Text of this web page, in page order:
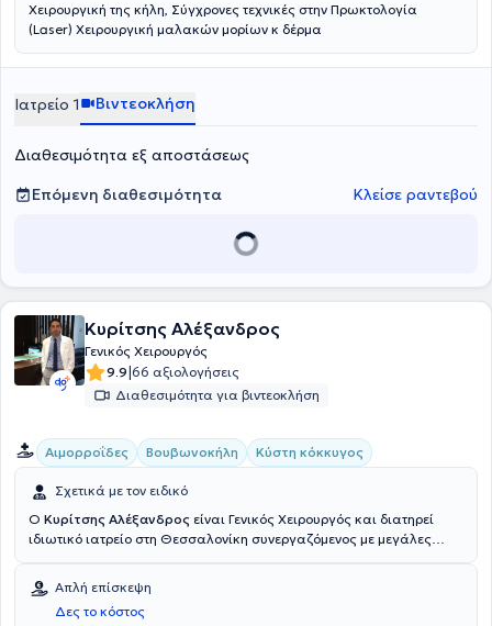
Χειρουργική της κήλη, Σύγχρονες τεχνικές στην Πρωκτολογία
(Laser) Χειρουργική μαλακών μορίων κ δέρμα
Ιατρείο 1 Βιντεοκλήση
Διαθεσιμότητα εξ αποστάσεως
Επόμενη διαθεσιμότητα
Κλείσε ραντεβού
Κυρίτσης Αλέξανδρος
Γενικός Χειρουργός
9.9|66 αξιολογήσεις
Διαθεσιμότητα για βιντεοκλήση
Αιμορροΐδες Βουβωνοκήλη Κύστη κόκκυγος
Σχετικά με τον ειδικό
Ο Κυρίτσης Αλέξανδρος είναι Γενικός Χειρουργός και διατηρεί
ιδιωτικό ιατρείο στη Θεσσαλονίκη συνεργαζόμενος με μεγάλες
Αριστοτελείου Πανεπιστημίου Θεσσαλονίκης. Εξειδικεύτηκε στη
Γενική Χειρουργική στο "Γενικό Νοσοκομείο Χαλκιδικής", στο 2ο
Γενικό Νοσοκομείο ΙΚΑ "Η Παναγία" και στο Γενικό Νοσοκομείο
Απλή επίσκεψη
Δες το κόστος